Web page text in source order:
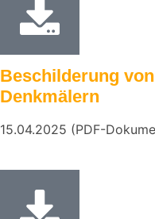
Beschilderung
Denkmälern
15.04.2025 (PDF-